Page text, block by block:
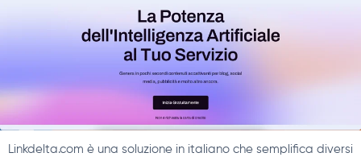
Linkdelta.com è una soluzione in italiano che semplifica diversi